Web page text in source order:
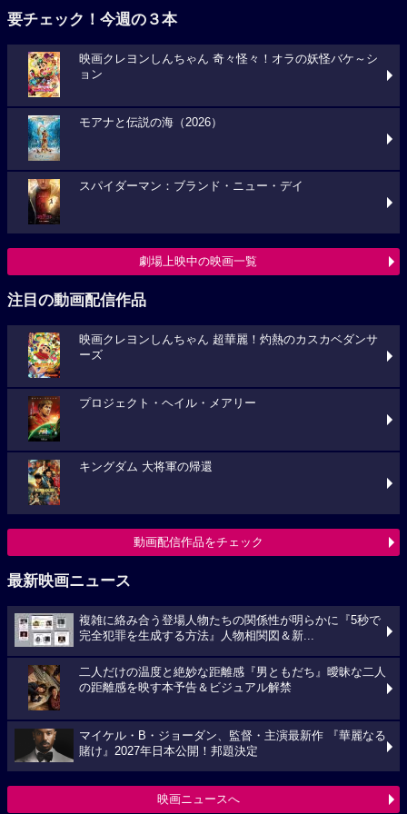
要チェック！今週の３本
映画クレヨンしんちゃん 奇々怪々！オラの妖怪バケ～シ
ョン
モアナと伝説の海（2026）
スパイダーマン：ブランド・ニュー・デイ
劇場上映中の映画一覧
注目の動画配信作品
映画クレヨンしんちゃん 超華麗！灼熱のカスカベダンサ
ーズ
プロジェクト・ヘイル・メアリー
キングダム 大将軍の帰還
動画配信作品をチェック
最新映画ニュース
複雑に絡み合う登場人物たちの関係性が明らかに『5秒で
完全犯罪を生成する方法』人物相関図＆新...
二人だけの温度と絶妙な距離感『男ともだち』曖昧な二人
の距離感を映す本予告＆ビジュアル解禁
マイケル・B・ジョーダン、監督・主演最新作 『華麗なる
賭け』2027年日本公開！邦題決定
映画ニュースへ